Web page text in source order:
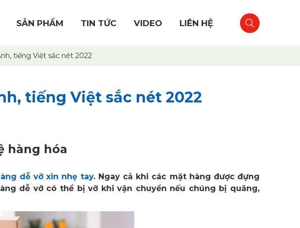
SẢN PHẨM TIN TỨC VIDEO LIÊN HỆ
tiếng Việt sắc nét 2022
tiếng Việt sắc nét 2022
hàng hóa
dễ vỡ xin nhẹ tay. Ngay cả khi các mặt hàng được đựng
dễ vỡ có thể bị vỡ khi vận chuyển nếu chúng bị quăng,